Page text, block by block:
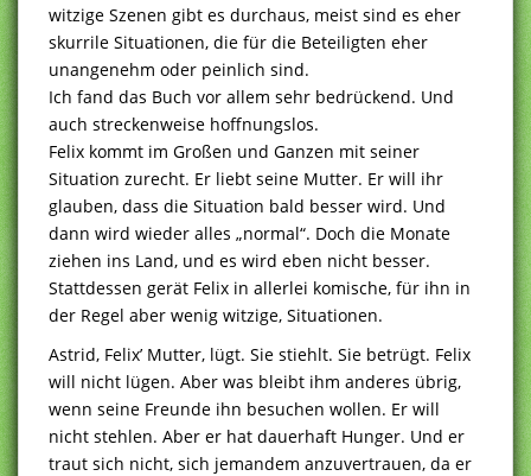
witzige Szenen gibt es durchaus, meist sind es eher
skurrile Situationen, die für die Beteiligten eher
unangenehm oder peinlich sind.
Ich fand das Buch vor allem sehr bedrückend. Und
auch streckenweise hoffnungslos.
Felix kommt im Großen und Ganzen mit seiner
Situation zurecht. Er liebt seine Mutter. Er will ihr
glauben, dass die Situation bald besser wird. Und
dann wird wieder alles „normal“. Doch die Monate
ziehen ins Land, und es wird eben nicht besser.
Stattdessen gerät Felix in allerlei komische, für ihn in
der Regel aber wenig witzige, Situationen.
Astrid, Felix’ Mutter, lügt. Sie stiehlt. Sie betrügt. Felix
will nicht lügen. Aber was bleibt ihm anderes übrig,
wenn seine Freunde ihn besuchen wollen. Er will
nicht stehlen. Aber er hat dauerhaft Hunger. Und er
traut sich nicht, sich jemandem anzuvertrauen, da er